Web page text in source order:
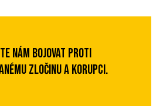
NÁM BOJOVAT PROTI
ZLOČINU A KORUPCI.